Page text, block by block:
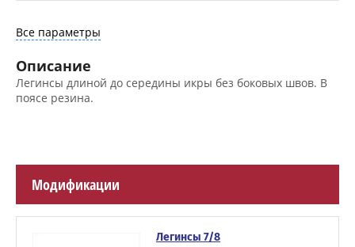
Все параметры
Описание
Легинсы длиной до середины икры без боковых швов. В
поясе резина.
Модификации
Легинсы 7/8